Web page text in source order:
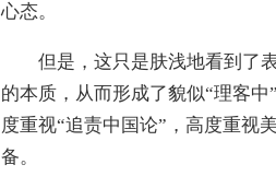
心态。
但是，这只是肤浅地看到了表
的本质，从而形成了貌似“理客
度重视“追责中国论”，高度重视
备。